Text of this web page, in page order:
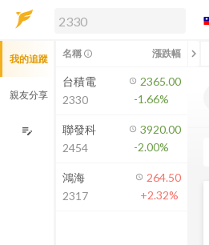
解鎖即時行情及進階功能
方案」，即可解鎖以下功能：
即時行情
即時市況與排行
成交金額熱力圖
前往方案訂閱
如何綁定合作券商
我的追蹤
親友分享
edit_note
名稱 info_outline 漲跌幅 chevron_left
台積電
2330
2365.00
-1.66%
聯發科
2454
3920.00
-2.00%
鴻海
2317
264.50
+2.32%